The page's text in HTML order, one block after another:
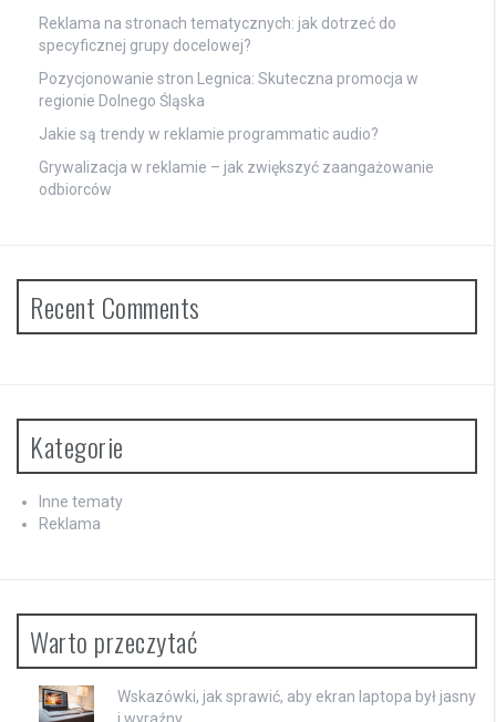
Reklama na stronach tematycznych: jak dotrzeć do
specyficznej grupy docelowej?
Pozycjonowanie stron Legnica: Skuteczna promocja w
regionie Dolnego Śląska
Jakie są trendy w reklamie programmatic audio?
Grywalizacja w reklamie – jak zwiększyć zaangażowanie
odbiorców
Recent Comments
Kategorie
Inne tematy
Reklama
Warto przeczytać
Wskazówki, jak sprawić, aby ekran laptopa był jasny
i wyraźny